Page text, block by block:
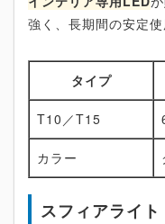
強く、長期間の安定使
タイプ
T10／T15
カラー
スフィアライ